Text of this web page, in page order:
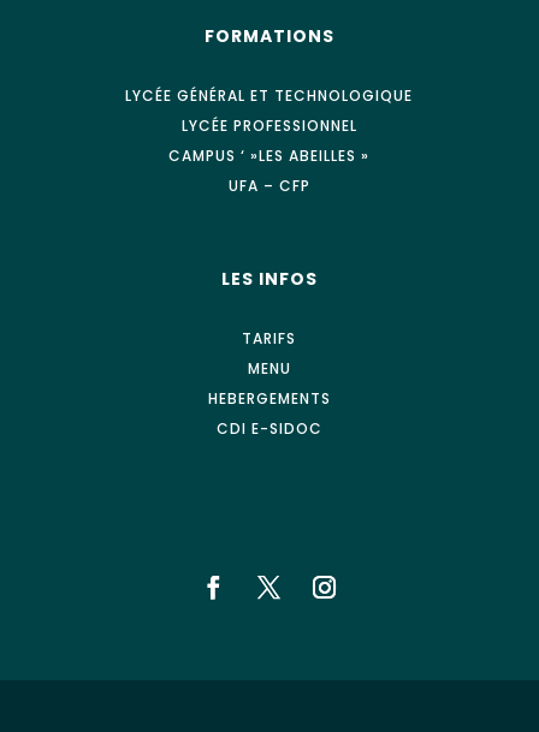
FORMATIONS
LYCÉE GÉNÉRAL ET TECHNOLOGIQUE
LYCÉE PROFESSIONNEL
CAMPUS ‘ »LES ABEILLES »
UFA – CFP
LES INFOS
TARIFS
MENU
HEBERGEMENTS
CDI E-SIDOC